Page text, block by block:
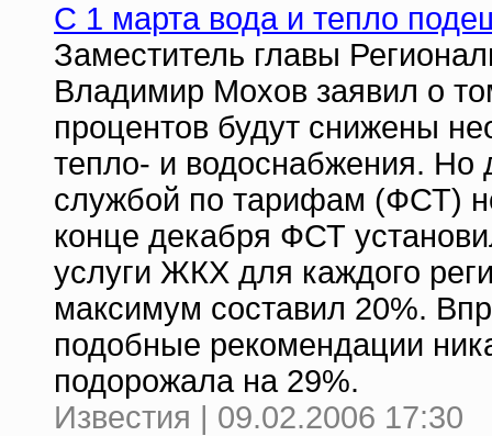
С 1 марта вода и тепло
Заместитель главы
Владимир Мохов заявил о
процентов будут снижены
тепло- и водоснабжения. Но
службой по тарифам (ФСТ)
конце декабря ФСТ
услуги ЖКХ для каждого
максимум составил 20%.
подобные рекомендации
подорожала на 29%.
Известия | 09.02.2006 17:30